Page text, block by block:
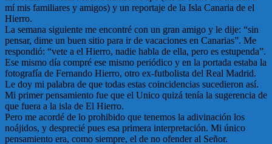
mí mis familiares y amigos) y un reportaje de la Isla Canaria de el
Hierro.
La semana siguiente me encontré con un gran amigo y le dije: “sin
pensar, dime un buen sitio para ir de vacaciones en Canarias”. Me
respondió: “vete a el Hierro, nadie habla de ella, pero es estupenda”.
Ese mismo día compré ese mismo periódico y en la portada estaba la
fotografía de Fernando Hierro, otro ex-futbolista del Real Madrid.
Le doy mi palabra de que todas estas coincidencias sucedieron así.
Mi primer pensamiento fue que el Unico quizá tenía la sugerencia de
que fuera a la isla de El Hierro.
Pero me acordé de lo prohibido que tenemos la adivinación los
noájidos, y desprecié pues esa primera interpretación. Mi único
pensamiento era, como siempre, el de no ofender al Señor.